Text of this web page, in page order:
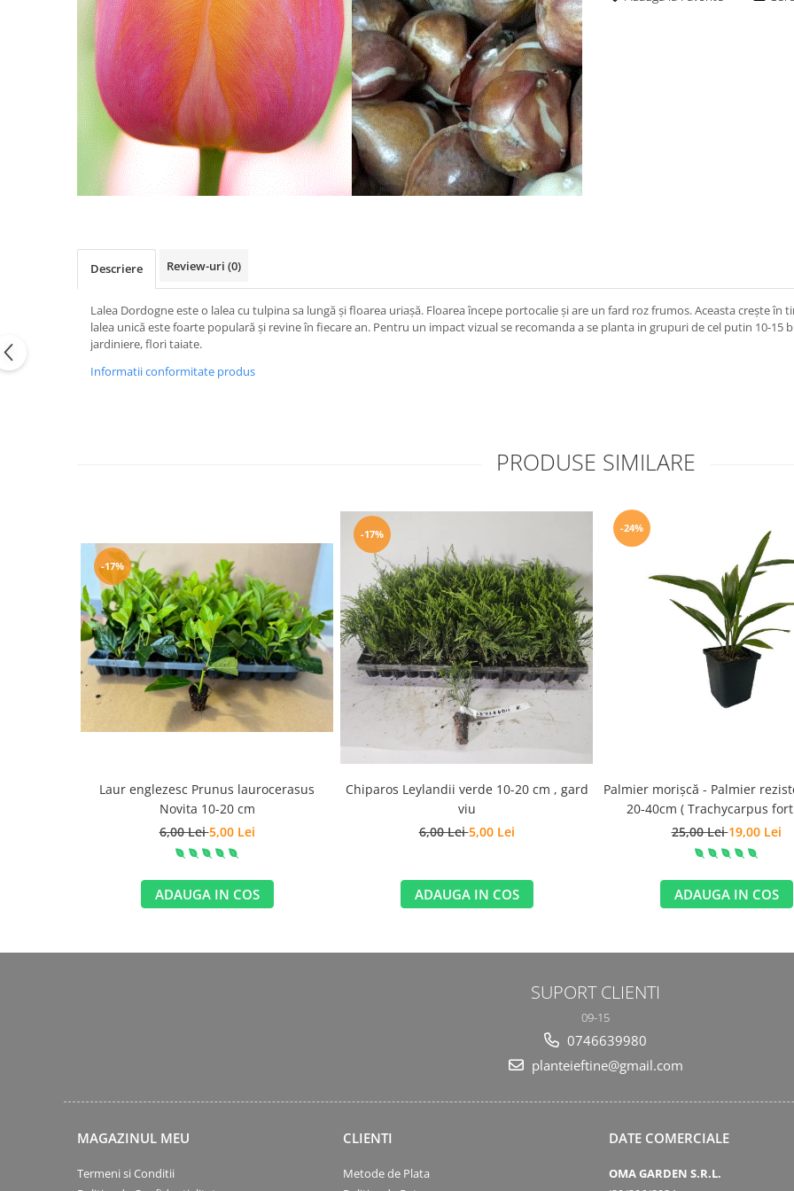
Descriere Review-uri (0)
Lalea Dordogne este o lalea cu tulpina sa lungă și floarea uriașă. Floarea începe portocalie și are un fard roz frumos. Aceasta crește
lalea unică este foarte populară și revine în fiecare an. Pentru un impact vizual se recomanda a se planta in grupuri de cel putin 10-
jardiniere, flori taiate.
Informatii conformitate produs
PRODUSE SIMILARE
-17%
Laur englezesc Prunus laurocerasus
Novita 10-20 cm
6,00 Lei5,00 Lei
ADAUGA IN COS
-17%
Chiparos Leylandii verde 10-20 cm , gard
viu
6,00 Lei5,00 Lei
ADAUGA IN COS
-24%
Palmier morișcă - Palmier
20-40cm ( Trachycarpus
25,00 Lei19,00 Lei
ADAUGA IN COS
SUPORT CLIENTI
09-15
0746639980
planteieftine@gmail.com
MAGAZINUL MEU
Termeni si Conditii
CLIENTI
Metode de Plata
DATE COMERCIALE
OMA GARDEN S.R.L.